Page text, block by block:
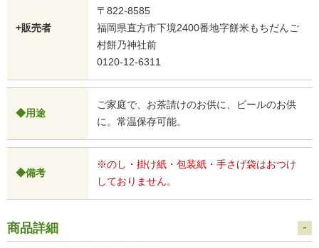
+販売者
〒822-8585
福岡県直方市下境2400番地字餅米もちだんご
村餅乃神社前
0120-12-6311
◆用途
ご家庭で、お茶請けのお供に、ビールのお供
に。常温保存可能。
◆備考
※のし・掛け紙・包装紙・手さげ袋はおつけ
しておりません。
商品詳細